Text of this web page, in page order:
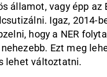
államot, vagy épp az
Igaz, 2014-
hogy a NER
Ezt meg
lehet változtatni.